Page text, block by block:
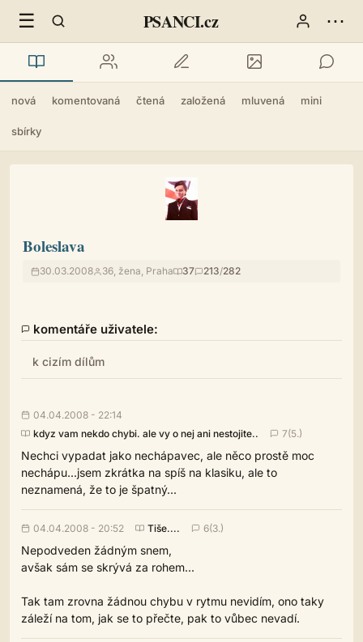
☰ PSANCI.cz ⋯
nová komentovaná čtená založená mluvená mini
sbírky
Boleslava
30.03.2008 36, žena, Praha 37 213/282
komentáře uživatele:
k cizím dílům
04.04.2008 - 22:14
kdyz vam nekdo chybi. ale vy o nej ani nestojite..
7(5.)
Nechci vypadat jako nechápavec, ale něco prostě moc
nechápu...jsem zkrátka na spíš na klasiku, ale to
neznamená, že to je špatný...
04.04.2008 - 20:52 Tiše.... 6(3.)
Nepodveden žádným snem,
avšak sám se skrývá za rohem...
Tak tam zrovna žádnou chybu v rytmu nevidím, ono taky
záleží na tom, jak se to přečte, pak to vůbec nevadí.